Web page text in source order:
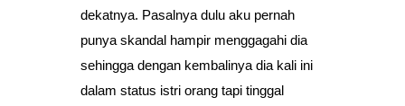
dekatnya. Pasalnya dulu aku pernah
punya skandal hampir menggagahi dia
sehingga dengan kembalinya dia kali ini
dalam status istri orang tapi tinggal